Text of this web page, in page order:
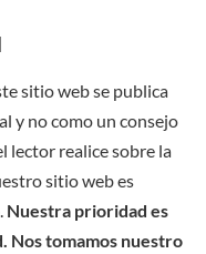
sitio web se publica
y no como un consejo
lector realice sobre la
sitio web es
Nuestra prioridad es
Nos tomamos nuestro